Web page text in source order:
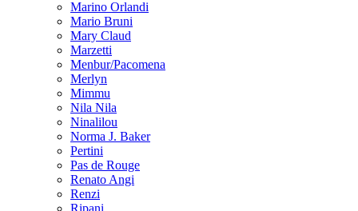
Marino Orlandi
Mario Bruni
Mary Claud
Marzetti
Menbur/Pacomena
Merlyn
Mimmu
Nila Nila
Ninalilou
Norma J. Baker
Pertini
Pas de Rouge
Renato Angi
Renzi
Ripani